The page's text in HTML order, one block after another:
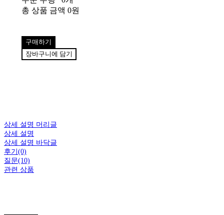
총 상품 금액 0원
구매하기
장바구니에 담기
상세 설명 머리글
상세 설명
상세 설명 바닥글
후기(0)
질문(10)
관련 상품